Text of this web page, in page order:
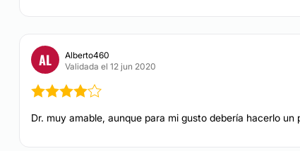
AL
Alberto460
Validada el 12 jun 2020
Dr. muy amable, aunque para mi gusto debería hacerlo un